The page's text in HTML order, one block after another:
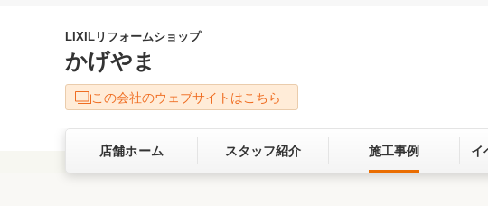
キッチン
洗面化粧室 トイレ
ベランダ・バルコニー ガーデンスペース
サービス向上・品質改善の取り組み お客
LIXILリフォームショップ
かげやま
この会社のウェブサイトはこちら
店舗ホーム スタッフ紹介 施工事例 イ